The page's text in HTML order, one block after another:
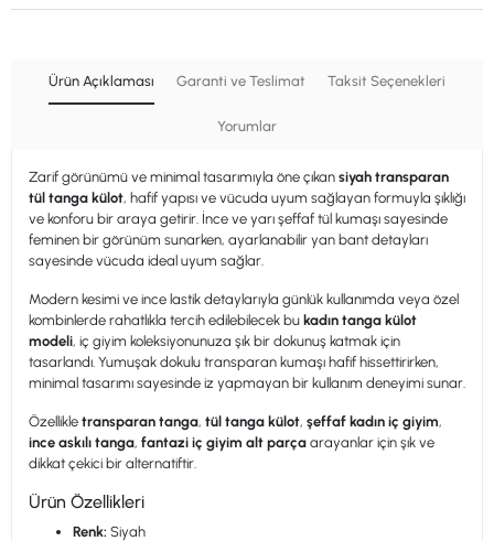
Ürün Açıklaması Garanti ve Teslimat Taksit Seçenekleri
Yorumlar
Zarif görünümü ve minimal tasarımıyla öne çıkan siyah transparan
tül tanga külot, hafif yapısı ve vücuda uyum sağlayan formuyla şıklığı
ve konforu bir araya getirir. İnce ve yarı şeffaf tül kumaşı sayesinde
feminen bir görünüm sunarken, ayarlanabilir yan bant detayları
sayesinde vücuda ideal uyum sağlar.
Modern kesimi ve ince lastik detaylarıyla günlük kullanımda veya özel
kombinlerde rahatlıkla tercih edilebilecek bu kadın tanga külot
modeli, iç giyim koleksiyonunuza şık bir dokunuş katmak için
tasarlandı. Yumuşak dokulu transparan kumaşı hafif hissettirirken,
minimal tasarımı sayesinde iz yapmayan bir kullanım deneyimi sunar.
Özellikle transparan tanga, tül tanga külot, şeffaf kadın iç giyim,
ince askılı tanga, fantazi iç giyim alt parça arayanlar için şık ve
dikkat çekici bir alternatiftir.
Ürün Özellikleri
Renk: Siyah